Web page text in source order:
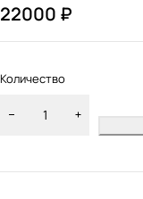
22000 ₽
Количество